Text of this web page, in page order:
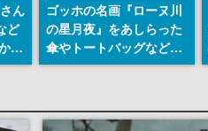
ん
ど
ら
ゴッホの名画『ローヌ川
の星月夜』をあしらった
傘やトートバッグなどが
登場。8月7日21時より2